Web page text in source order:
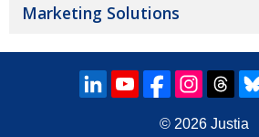
Marketing Solutions
© 2026 Justia